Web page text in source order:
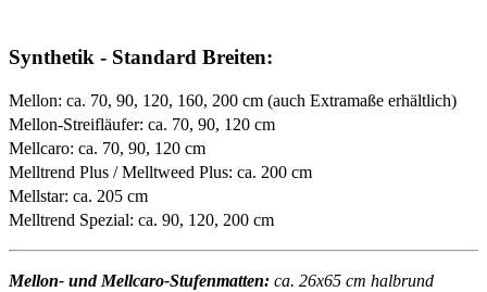
Synthetik - Standard Breiten:
Mellon: ca. 70, 90, 120, 160, 200 cm (auch Extramaße erhältlich)
Mellon-Streifläufer: ca. 70, 90, 120 cm
Mellcaro: ca. 70, 90, 120 cm
Melltrend Plus / Melltweed Plus: ca. 200 cm
Mellstar: ca. 205 cm
Melltrend Spezial: ca. 90, 120, 200 cm
Mellon- und Mellcaro-Stufenmatten: ca. 26x65 cm halbrund